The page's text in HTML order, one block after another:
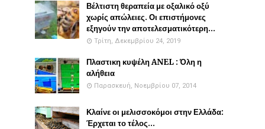
Βέλτιστη θεραπεία με οξαλικό οξύ
χωρίς απώλειες. Οι επιστήμονες
εξηγούν την αποτελεσματικότερη...
Τρίτη, Δεκεμβρίου 24, 2019
Πλαστικη κυψέλη ANEL : Όλη η
αλήθεια
Παρασκευή, Νοεμβρίου 07, 2014
Κλαίνε οι μελισσοκόμοι στην Ελλάδα:
Έρχεται το τέλος...